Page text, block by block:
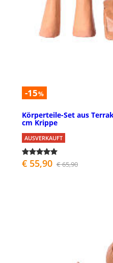
-15%
Körperteile-Set aus
cm Krippe
AUSVERKAUFT
€ 55,90 € 65,90